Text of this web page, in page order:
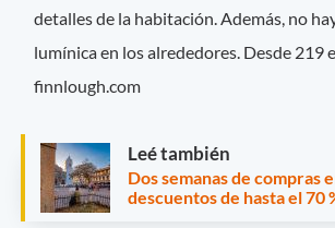
detalles de la habitación. Además, no
lumínica en los alrededores. Desde 219
finnlough.com
Leé también
Dos semanas de compras
descuentos de hasta el 70